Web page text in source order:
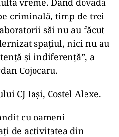
vreme. Dând dovadă
criminală, timp de trei
săi nu au făcut
spaţiul, nici nu au
şi indiferenţă”, a
Cojocaru.
CJ Iaşi, Costel Alexe.
cu oameni
de activitatea din